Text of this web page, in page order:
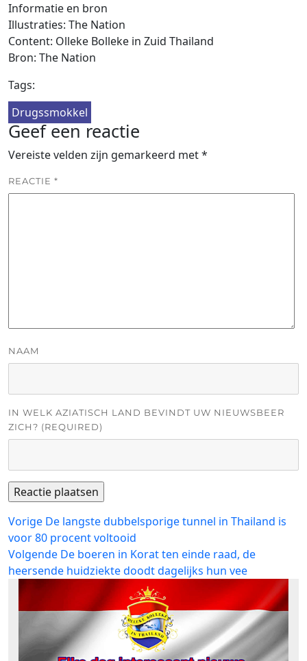
Informatie en bron
Illustraties: The Nation
Content: Olleke Bolleke in Zuid Thailand
Bron: The Nation
Tags:
Drugssmokkel
Geef een reactie
Vereiste velden zijn gemarkeerd met*
REACTIE *
NAAM
IN WELK AZIATISCH LAND BEVINDT UW NIEUWSBEER
ZICH? (REQUIRED)
Bericht
navigatie
Vorige Vorig
bericht:
De langste dubbelsporige tunnel in Thailand is
voor 80 procent voltooid
Volgende Volgend
bericht:
De boeren in Korat ten einde raad, de
heersende huidziekte doodt dagelijks hun vee